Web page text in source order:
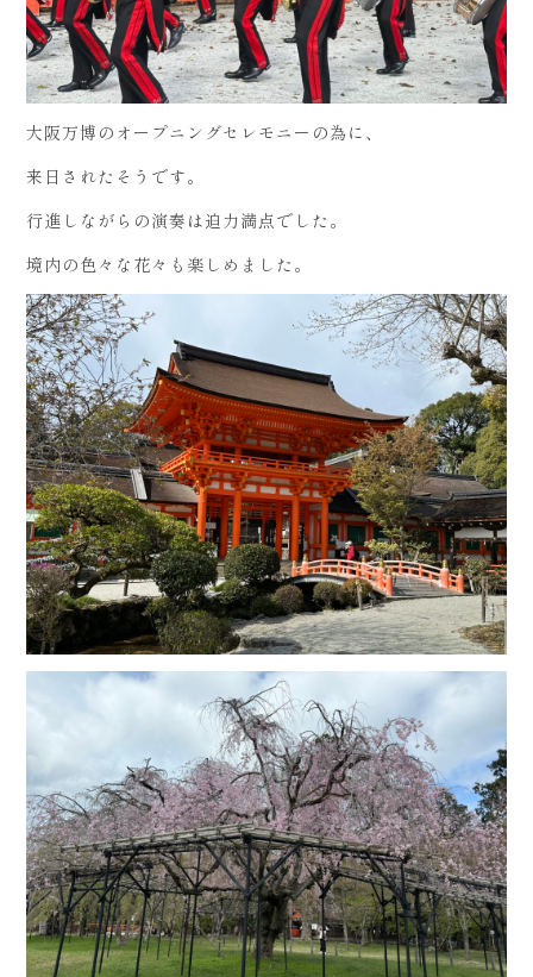
大阪万博のオープニングセレモニーの為に、
来日されたそうです。
行進しながらの演奏は迫力満点でした。
境内の色々な花々も楽しめました。